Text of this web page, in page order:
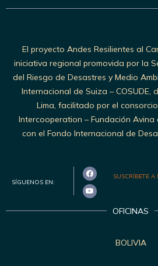
El proyecto Andes Resilientes al
iniciativa regional promovida por la
del Riesgo de Desastres y Medio
Internacional de Suiza – COSUDE,
Lima, facilitado por el consorcio
Intercooperation – Fundación
con el Fondo Internacional de
SÍGUENOS EN:
SUSCRÍBETE
OFICINAS
BOLIVIA